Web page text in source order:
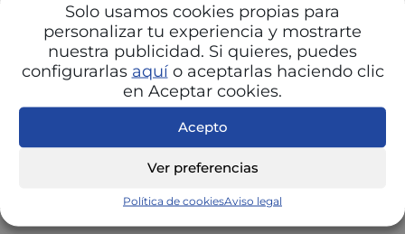
Solo usamos cookies propias para
personalizar tu experiencia y mostrarte
nuestra publicidad. Si quieres, puedes
configurarlas aquío aceptarlas haciendo clic
en Aceptar cookies.
Acepto
Ver preferencias
Política de cookiesAviso legal